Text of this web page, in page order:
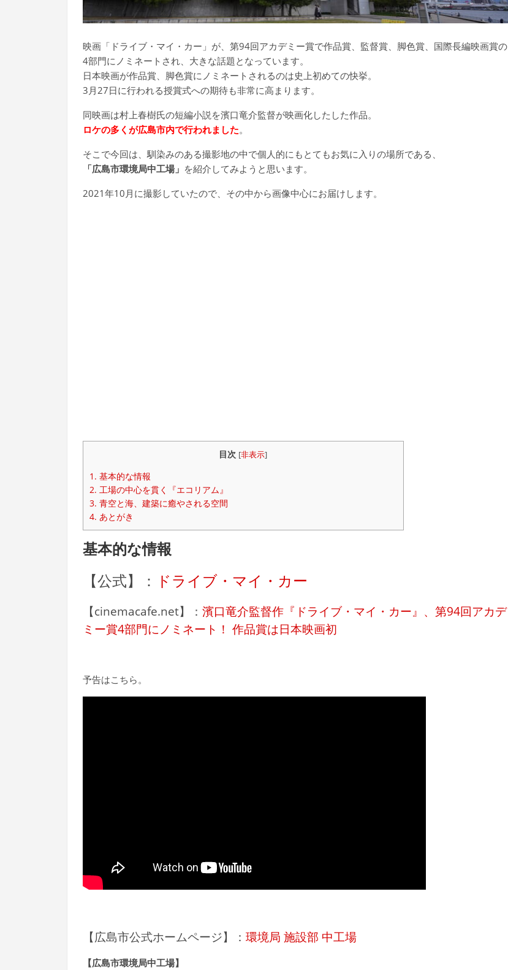
映画「ドライブ・マイ・カー」が、第94回アカデミー賞で作品賞、監督賞、脚色賞、国際長編映画賞の
4部門にノミネートされ、大きな話題となっています。
日本映画が作品賞、脚色賞にノミネートされるのは史上初めての快挙。
3月27日に行われる授賞式への期待も非常に高まります。
同映画は村上春樹氏の短編小説を濱口竜介監督が映画化したした作品。
ロケの多くが広島市内で行われました。
そこで今回は、馴染みのある撮影地の中で個人的にもとてもお気に入りの場所である、
「広島市環境局中工場」 を紹介してみようと思います。
2021年10月に撮影していたので、その中から画像中心にお届けします。
目次 [非表示]
1. 基本的な情報
2. 工場の中心を貫く『エコリアム』
3. 青空と海、建築に癒やされる空間
4. あとがき
基本的な情報
【公式】： ドライブ・マイ・カー
【cinemacafe.net】： 濱口竜介監督作『ドライブ・マイ・カー』、第94回アカデ
ミー賞4部門にノミネート！ 作品賞は日本映画初
予告はこちら。
【広島市公式ホームページ】： 環境局 施設部 中工場
【広島市環境局中工場】